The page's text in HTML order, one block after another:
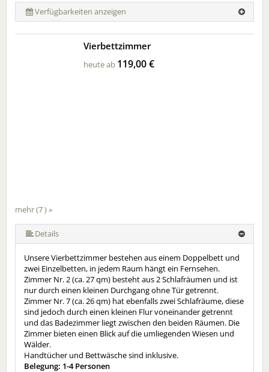
Verfügbarkeiten anzeigen
mehr (7 ) »
mehr (7 ) »
mehr (7 ) »
mehr (7 ) »
Vierbettzimmer
heute ab 119,00 €
Details
Unsere Vierbettzimmer bestehen aus einem Doppelbett und
zwei Einzelbetten, in jedem Raum hängt ein Fernsehen.
Zimmer Nr. 2 (ca. 27 qm) besteht aus 2 Schlafräumen und ist
nur durch einen kleinen Durchgang ohne Tür getrennt.
Zimmer Nr. 7 (ca. 26 qm) hat ebenfalls zwei Schlafräume, diese
sind jedoch durch einen kleinen Flur voneinander getrennt
und das Badezimmer liegt zwischen den beiden Räumen. Die
Zimmer bieten einen Blick auf die umliegenden Wiesen und
Wälder.
Handtücher und Bettwäsche sind inklusive.
Belegung: 1-4 Personen